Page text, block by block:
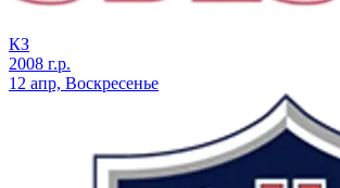
КЗ
2008 г.р.
12 апр, Воскресенье